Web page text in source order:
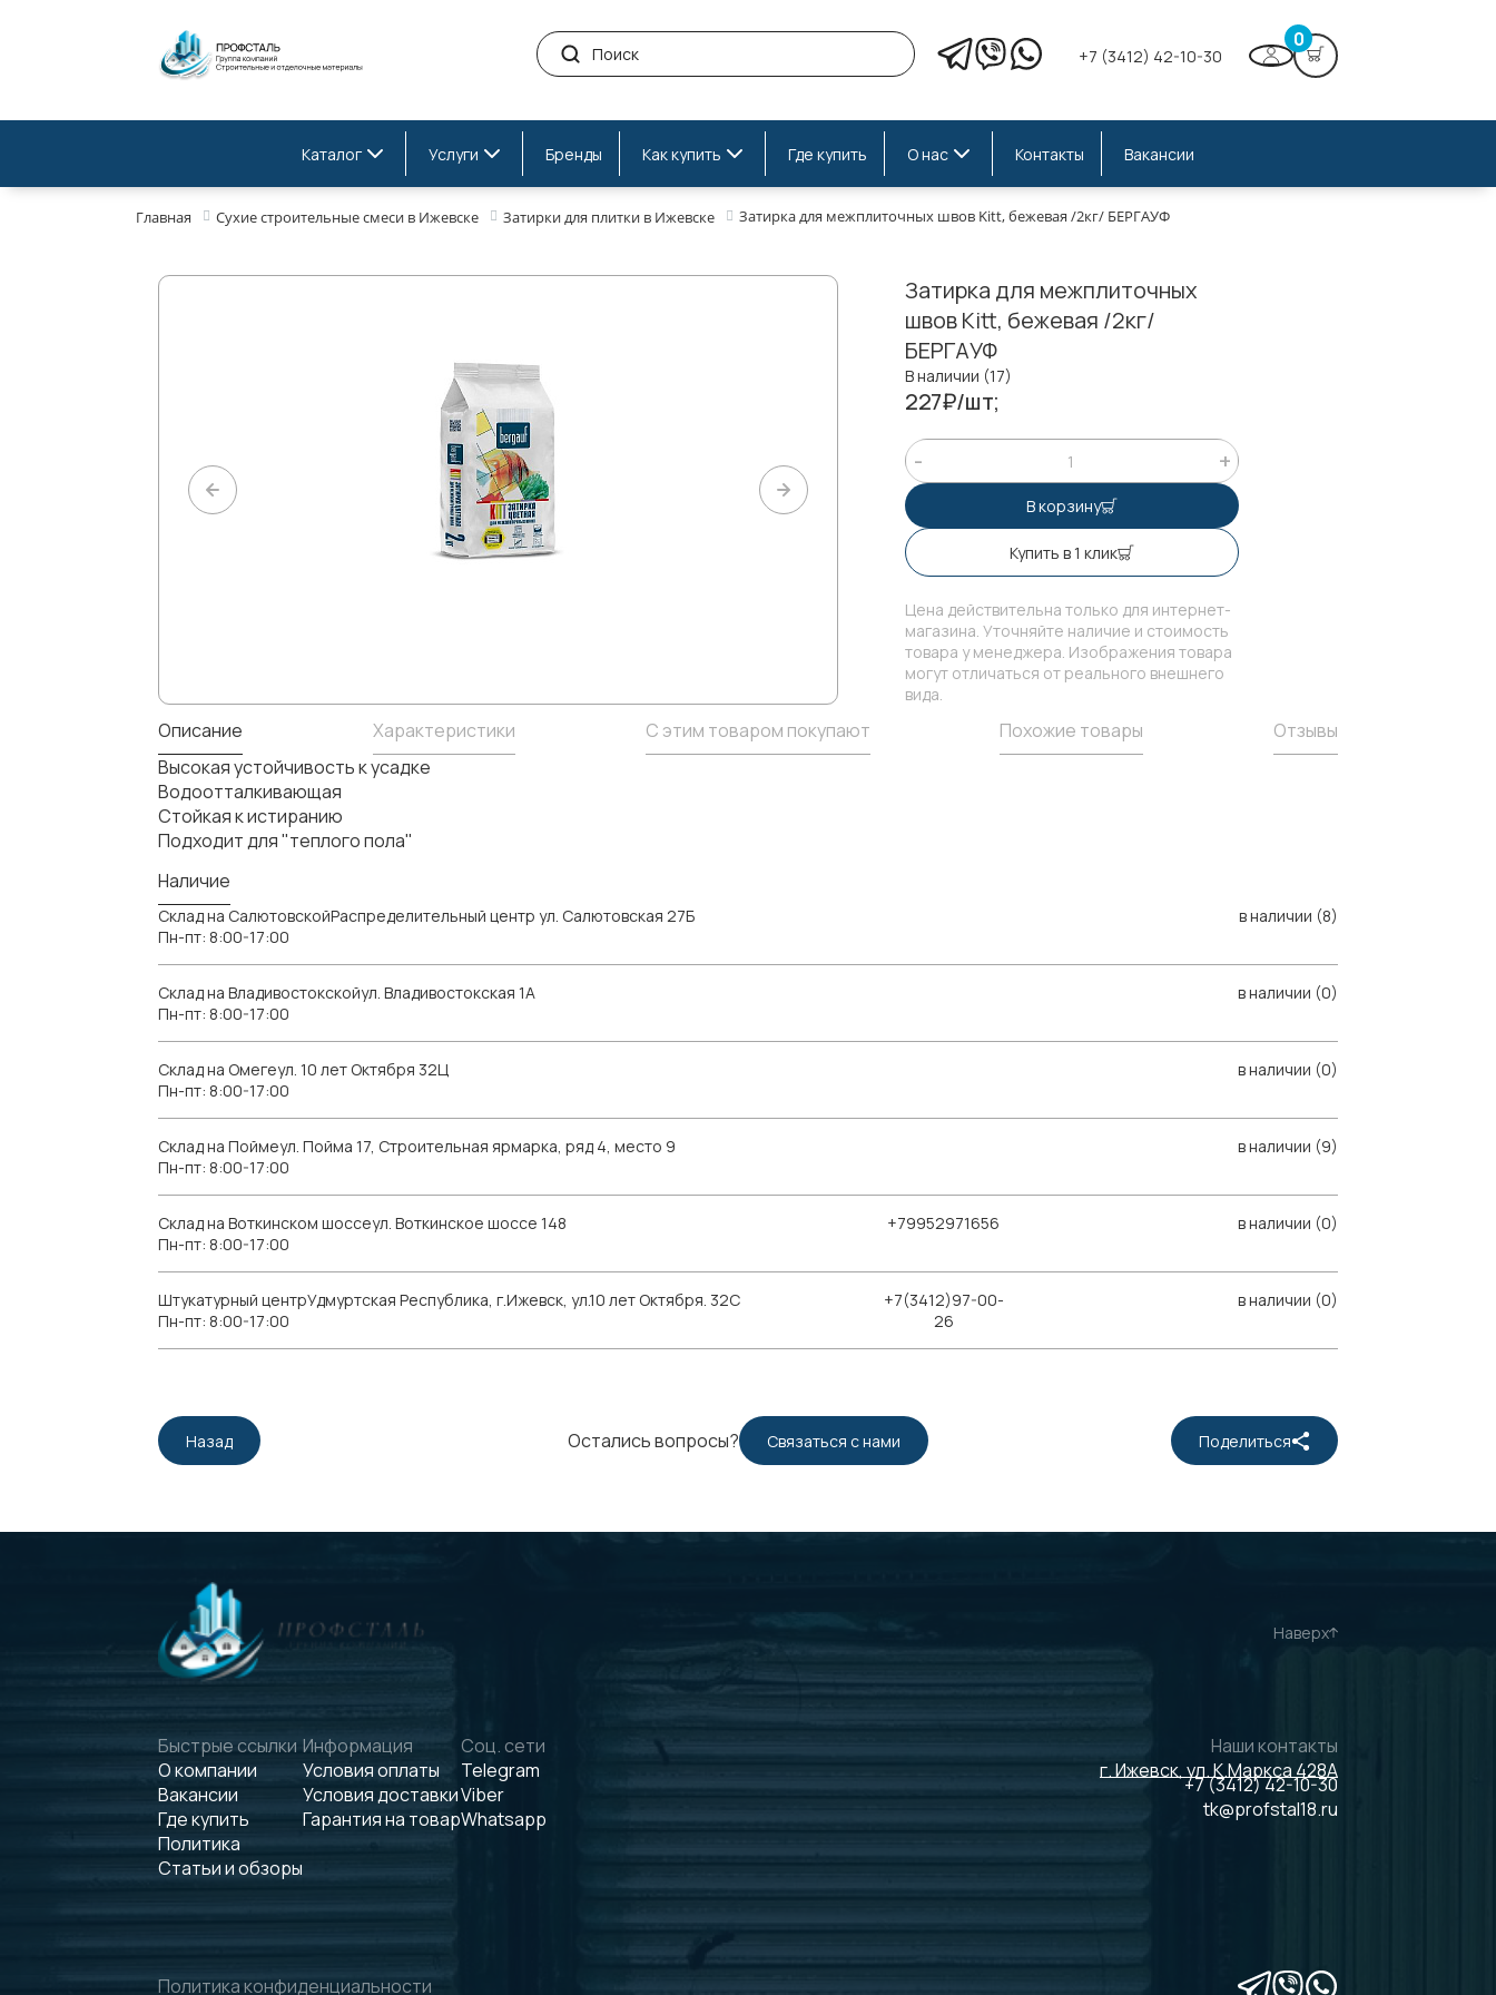
+7 (3412) 42-10-30
0
Каталог Услуги Бренды Как купить Где купить О нас Контакты Вакансии
Главная Сухие строительные смеси в Ижевске Затирки для плитки в Ижевске Затирка для межплиточных швов Kitt, бежевая /2кг/ БЕРГАУФ
Затирка для межплиточных
швов Kitt, бежевая /2кг/
БЕРГАУФ
В наличии (17)
227₽/шт;
В корзину
Купить в 1 клик
Цена действительна только для интернет-
магазина. Уточняйте наличие и стоимость
товара у менеджера. Изображения товара
могут отличаться от реального внешнего
вида.
Описание Характеристики С этим товаром покупают Похожие товары
Отзывы
Высокая устойчивость к усадке
Водоотталкивающая
Стойкая к истиранию
Подходит для "теплого пола"
Наличие
Склад на СалютовскойРаспределительный центр ул. Салютовская 27Б
Пн-пт: 8:00-17:00
в наличии (8)
Склад на Владивостокскойул. Владивостокская 1А
Пн-пт: 8:00-17:00
в наличии (0)
Склад на Омегеул. 10 лет Октября 32Ц
Пн-пт: 8:00-17:00
в наличии (0)
Склад на Поймеул. Пойма 17, Строительная ярмарка, ряд 4, место 9
Пн-пт: 8:00-17:00
в наличии (9)
Склад на Воткинском шоссеул. Воткинское шоссе 148
Пн-пт: 8:00-17:00
+79952971656 в наличии (0)
Штукатурный центрУдмуртская Республика, г.Ижевск, ул.10 лет Октября. 32С
Пн-пт: 8:00-17:00
+7(3412)97-00-
26
в наличии (0)
Остались вопросы? Связаться с нами
Назад Поделиться
Наверх
Быстрые ссылки
О компании
Вакансии
Где купить
Политика
Статьи и обзоры
Информация
Условия оплаты
Условия доставки
Гарантия на товар
Соц. сети
Telegram
Viber
Whatsapp
Наши контакты
г. Ижевск, ул. К.Маркса 428А
+7 (3412) 42-10-30
tk@profstal18.ru
Политика конфиденциальности